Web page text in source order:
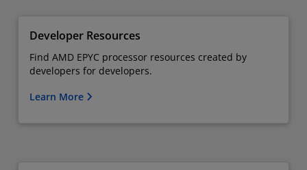
Developer Resources
Find AMD EPYC processor resources created by
developers for developers.
Learn More